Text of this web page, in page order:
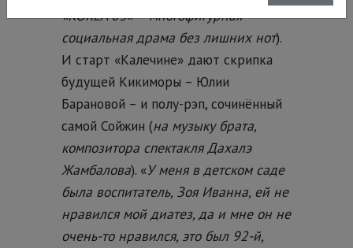
«KOREA 03» – многофигурная
социальная драма без лишних нот).
И старт «Калечине» дают скрипка
будущей Кикиморы – Юлии
Барановой – и полу-рэп, сочинённый
самой Сойжин (на музыку брата,
композитора спектакля Дахалэ
Жамбалова). «У меня в детском саде
была воспитатель, Зоя Иванна, ей не
нравился мой диатез, да и мне он не
очень-то нравился, это был 92-й,